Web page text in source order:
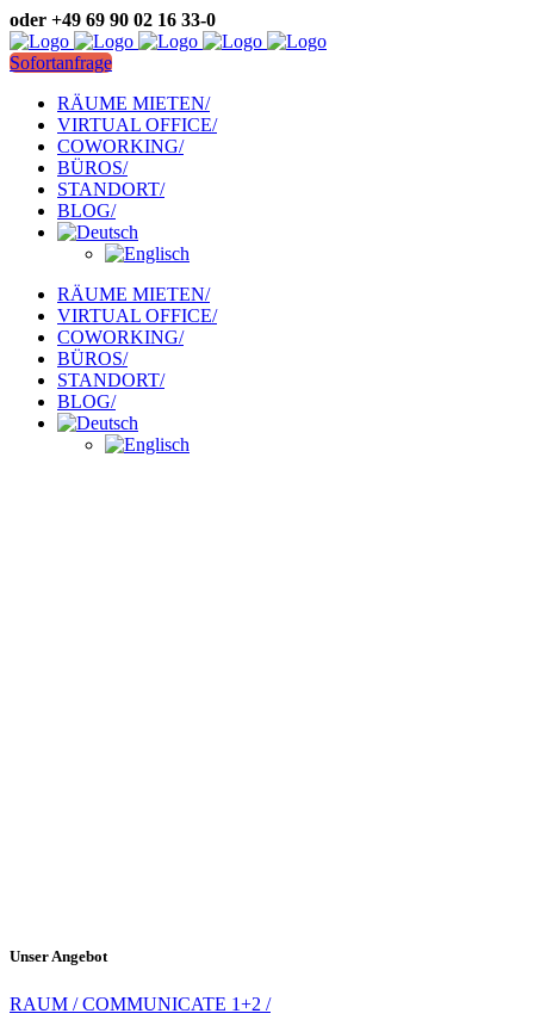
oder +49 69 90 02 16 33-0
Sofortanfrage
RÄUME MIETEN/
VIRTUAL OFFICE/
COWORKING/
BÜROS/
STANDORT/
BLOG/
RÄUME MIETEN/
VIRTUAL OFFICE/
COWORKING/
BÜROS/
STANDORT/
BLOG/
Unser Angebot
RAUM / COMMUNICATE 1+2 /